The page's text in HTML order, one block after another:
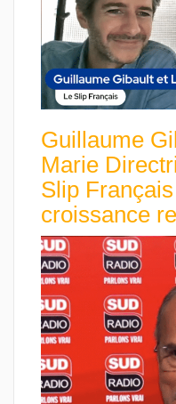
Guillaume
Marie
Slip
croissance